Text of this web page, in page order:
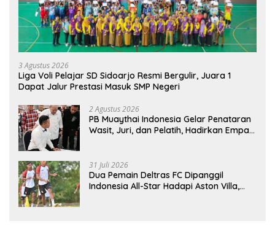
3 Agustus 2026
Liga Voli Pelajar SD Sidoarjo Resmi Bergulir, Juara 1
Dapat Jalur Prestasi Masuk SMP Negeri
2 Agustus 2026
PB Muaythai Indonesia Gelar Penataran
Wasit, Juri, dan Pelatih, Hadirkan Empat
31 Juli 2026
Dua Pemain Deltras FC Dipanggil
Indonesia All-Star Hadapi Aston Villa,